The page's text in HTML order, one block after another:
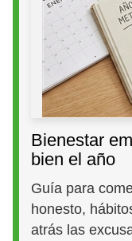
Bienestar
bien el año
Guía para
honesto,
atrás las